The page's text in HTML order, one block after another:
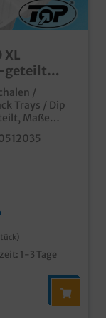
XL
geteilt
/
Trays / Dip
Maße
500 Stück im
praktische
Snacks mit
Varianten
1-3 Tage